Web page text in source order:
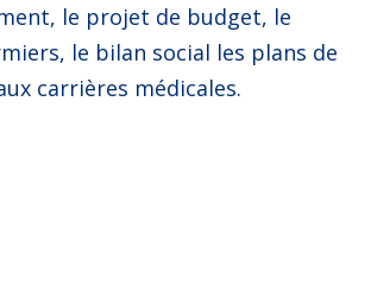
le projet de budget, le
le bilan social les plans de
carrières médicales.